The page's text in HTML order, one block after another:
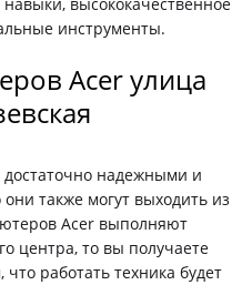
инструменты.
Acer улица
надежными и
также могут выходить из
Acer выполняют
центра, то вы получаете
работать техника будет